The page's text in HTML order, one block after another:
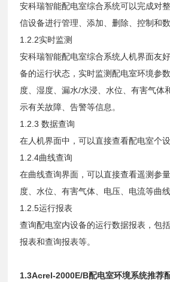
安科瑞智能配电室综合系统可以完成对
信设备进行管理、添加、删除、控制和
1.2.2实时监测
安科瑞智能配电室综合系统人机界面友
备的运行状态，实时监测配电室环境参
度、湿度、漏水/水浸、水位、有害气体
示有关故障、告警等信息。
1.2.3 数据查询
在人机界面中，可以直接查看配电室个
1.2.4曲线查询
在曲线查询界面，可以直接查看遥测参
度、水位、有害气体、电压、电流等曲线
1.2.5运行报表
查询配电室内设备的运行数据报表，包
报表和查询报表等。
1.3Acrel-2000E/B配电室环境系统推荐